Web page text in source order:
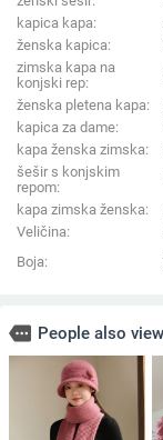
kapica kapa:
ženska kapica:
zimska kapa na
konjski rep:
ženska pletena kapa:
kapica za dame:
kapa ženska zimska:
šešir s konjskim
repom:
kapa zimska ženska:
Veličina:
Boja:
more People also